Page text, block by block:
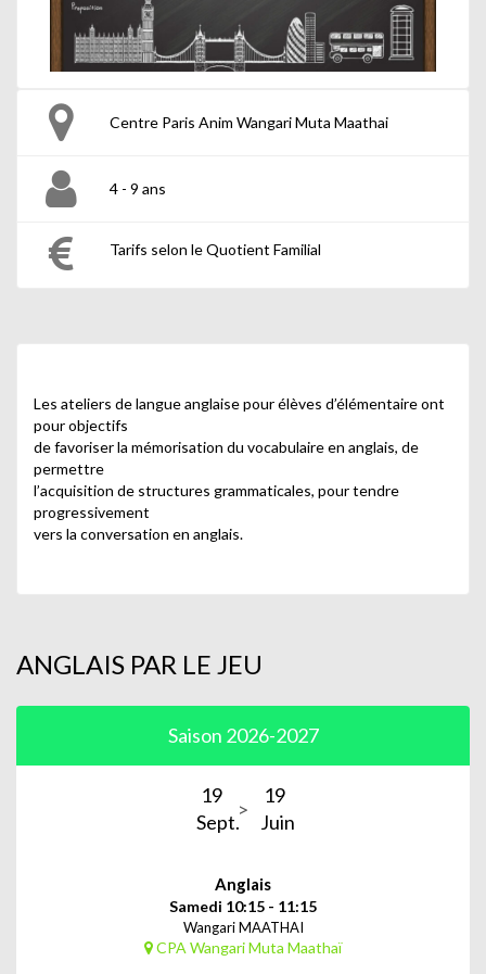
Centre Paris Anim Wangari Muta Maathai
4 - 9 ans
Tarifs selon le Quotient Familial
Les ateliers de langue anglaise pour élèves d’élémentaire ont
pour objectifs
de favoriser la mémorisation du vocabulaire en anglais, de
permettre
l’acquisition de structures grammaticales, pour tendre
progressivement
vers la conversation en anglais.
ANGLAIS PAR LE JEU
Saison 2026-2027
19
Sept.
19
Juin
Anglais
Samedi 10:15 - 11:15
Wangari MAATHAI
CPA Wangari Muta Maathaï